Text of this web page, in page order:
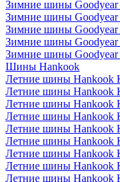
Зимние шины Goodyear
Зимние шины
Зимние шины Goodyear
Зимние шины Goodyear
Зимние шины
Шины Hankook
Летние шины Hankook
Летние шины Hankook
Летние шины Hankook
Летние шины Hankook
Летние шины Hankook
Летние шины Hankook
Летние шины Hankook
Летние шины Hankook
Летние шины Hankook